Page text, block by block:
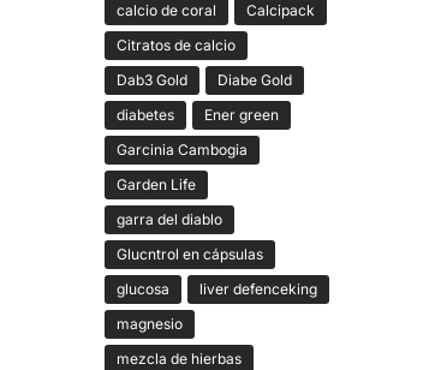
calcio de coral
Calcipack
Citratos de calcio
Dab3 Gold
Diabe Gold
diabetes
Ener green
Garcinia Cambogia
Garden Life
garra del diablo
Glucntrol en cápsulas
glucosa
liver defenceking
magnesio
mezcla de hierbas